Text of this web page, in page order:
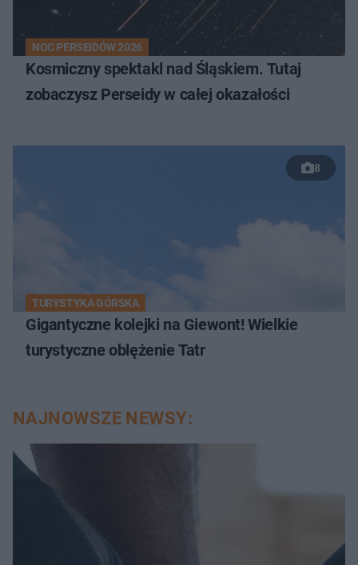
NOC PERSEIDÓW 2026
Kosmiczny spektakl nad Śląskiem. Tutaj
zobaczysz Perseidy w całej okazałości
8
TURYSTYKA GÓRSKA
Gigantyczne kolejki na Giewont! Wielkie
turystyczne oblężenie Tatr
NAJNOWSZE NEWSY: